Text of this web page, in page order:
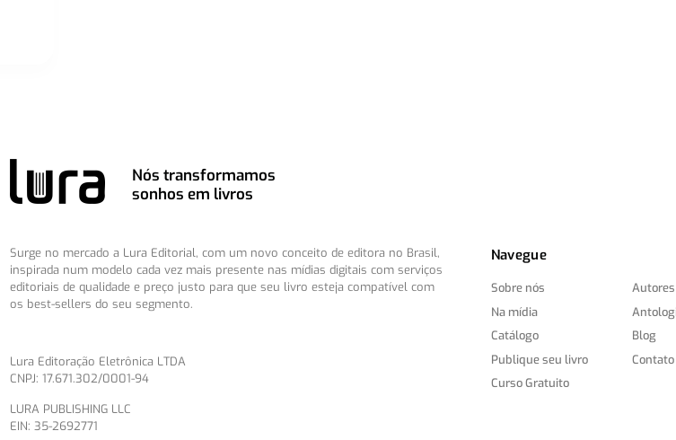
Nós transformamos
sonhos em livros
Surge no mercado a Lura Editorial, com um novo conceito de editora no Brasil,
inspirada num modelo cada vez mais presente nas mídias digitais com serviços
editoriais de qualidade e preço justo para que seu livro esteja compatível com
os best-sellers do seu segmento.
Lura Editoração Eletrônica LTDA
CNPJ: 17.671.302/0001-94
LURA PUBLISHING LLC
EIN: 35-2692771
Navegue
Sobre nós
Na mídia
Catálogo
Publique seu livro
Curso Gratuito
Autores
Blog
Contato